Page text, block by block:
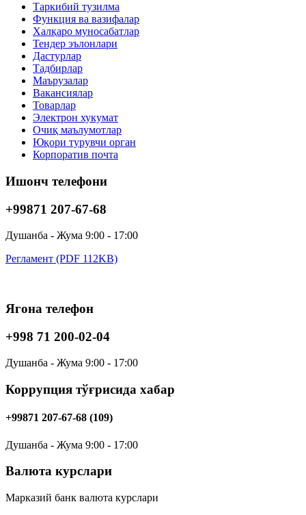
Таркибий тузилма
Функция ва вазифалар
Xалқаро муносабатлар
Тендер эълонлари
Дастурлар
Тадбирлар
Маърузалар
Вакансиялар
Товарлар
Электрон хукумат
Очиқ маълумотлар
Юқори турувчи орган
Корпоратив почта
Ишонч телефони
+99871 207-67-68
Душанба - Жума 9:00 - 17:00
Регламент (PDF 112KB)
Ягона телефон
+998 71 200-02-04
Душанба - Жума 9:00 - 17:00
Коррупция тўғрисида хабар
+99871 207-67-68 (109)
Душанба - Жума 9:00 - 17:00
Валюта курслари
Марказий банк валюта курслари